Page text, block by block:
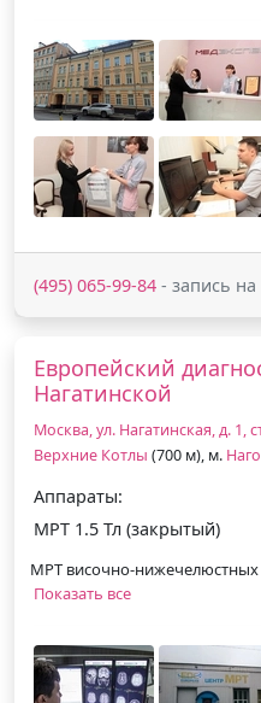
(495) 065-99-84 - запись
Европейский
Нагатинской
Москва, ул. Нагатинская, д. 1,
Верхние Котлы (700 м), м.
Аппараты:
МРТ 1.5 Тл (закрытый)
МРТ височно-нижечелюстных
Показать все